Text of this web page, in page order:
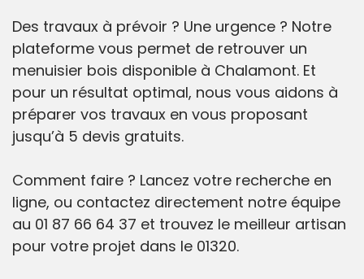
Des travaux à prévoir ? Une urgence ? Notre
plateforme vous permet de retrouver un
menuisier bois disponible à Chalamont. Et
pour un résultat optimal, nous vous aidons à
préparer vos travaux en vous proposant
jusqu’à 5 devis gratuits.
Comment faire ? Lancez votre recherche en
ligne, ou contactez directement notre équipe
au 01 87 66 64 37 et trouvez le meilleur artisan
pour votre projet dans le 01320.